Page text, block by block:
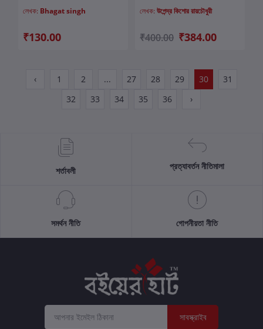
লেখক: Bhagat singh
₹130.00
লেখক: উপেন্দ্র কিশোর রায়চৌধুরী
₹400.00 ₹384.00
‹ 1 2 ... 27 28 29 30
31
32
33 34 35 36 ›
শর্তাবলী প্রত্যাবর্তন নীতিমালা
সমর্থন নীতি গোপনীয়তা নীতি
সাবস্ক্রাইব